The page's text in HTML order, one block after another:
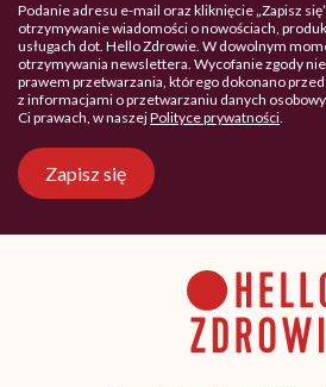
Podanie adresu e-mail oraz kliknięcie „Zapisz
otrzymywanie wiadomości o nowościach,
usługach dot. Hello Zdrowie. W dowolnym
otrzymywania newslettera. Wycofanie zgody nie
prawem przetwarzania, którego dokonano
z informacjami o przetwarzaniu danych
Ci prawach, w naszejPolityce prywatności.
Zapisz się